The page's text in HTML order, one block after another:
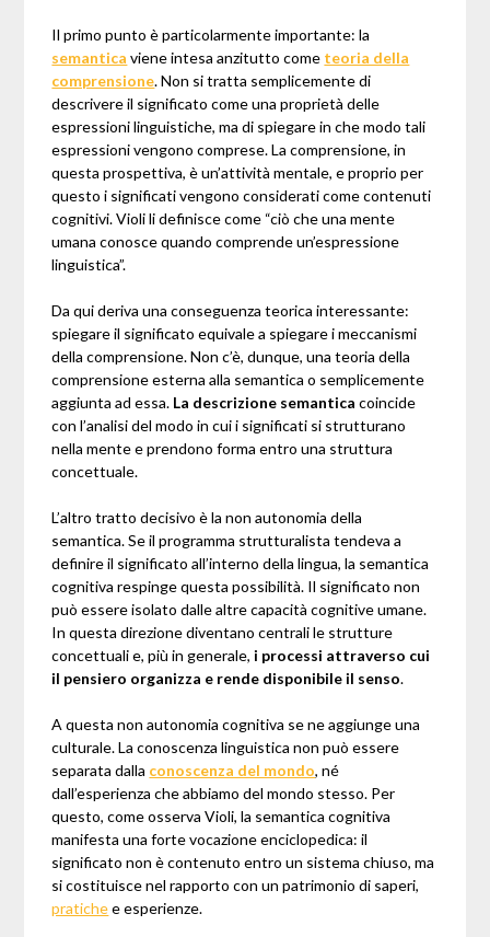
Il primo punto è particolarmente importante: la
semantica viene intesa anzitutto come teoria della
comprensione. Non si tratta semplicemente di
descrivere il significato come una proprietà delle
espressioni linguistiche, ma di spiegare in che modo tali
espressioni vengono comprese. La comprensione, in
questa prospettiva, è un’attività mentale, e proprio per
questo i significati vengono considerati come contenuti
cognitivi. Violi li definisce come “ciò che una mente
umana conosce quando comprende un’espressione
linguistica”.
Da qui deriva una conseguenza teorica interessante:
spiegare il significato equivale a spiegare i meccanismi
della comprensione. Non c’è, dunque, una teoria della
comprensione esterna alla semantica o semplicemente
aggiunta ad essa. La descrizione semantica coincide
con l’analisi del modo in cui i significati si strutturano
nella mente e prendono forma entro una struttura
concettuale.
L’altro tratto decisivo è la non autonomia della
semantica. Se il programma strutturalista tendeva a
definire il significato all’interno della lingua, la semantica
cognitiva respinge questa possibilità. Il significato non
può essere isolato dalle altre capacità cognitive umane.
In questa direzione diventano centrali le strutture
concettuali e, più in generale, i processi attraverso cui
il pensiero organizza e rende disponibile il senso.
A questa non autonomia cognitiva se ne aggiunge una
culturale. La conoscenza linguistica non può essere
separata dalla conoscenza del mondo, né
dall’esperienza che abbiamo del mondo stesso. Per
questo, come osserva Violi, la semantica cognitiva
manifesta una forte vocazione enciclopedica: il
significato non è contenuto entro un sistema chiuso, ma
si costituisce nel rapporto con un patrimonio di saperi,
pratichee esperienze.